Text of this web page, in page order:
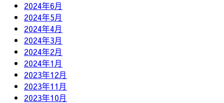
2024年6月
2024年5月
2024年4月
2024年3月
2024年2月
2024年1月
2023年12月
2023年11月
2023年10月